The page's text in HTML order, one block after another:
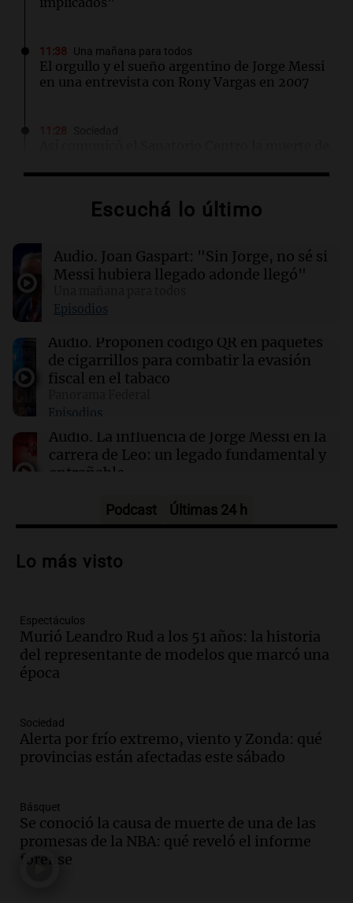
11:38 Una mañana para todos
El orgullo y el sueño argentino de Jorge Messi
en una entrevista con Rony Vargas en 2007
Sociedad
acompañó a Lionel y su familia
Detuvieron al agresor que golpeó brutalmente
al anciano de 88 años para robarle en
Concepción
10:59 Deportes Rosario
bandera a media asta en Bella Vista
Escuchá lo último
Audio. Joan Gaspart: "Sin Jorge, no sé si
Messi hubiera llegado adonde llegó"
Episodios
Audio. Proponen código QR en paquetes
de cigarrillos para combatir la evasión
fiscal en el tabaco
Episodios
Audio. La influencia de Jorge Messi en la
carrera de Leo: un legado fundamental y
entrañable
Audio.El orgullo y el sueño argentino de
Vargas en 2007
Audio.
limpiar el río Suquía de residuos sólidos
con el apoyo municipal
Panorama Federal
Audio.
las nuevas detenciones: "En esa casa
todos tenían algo que ver"
Audio. Jorge Roni Vargas habla del
crecimiento futbolístico de su hijo en el
Barcelona y su futuro
Panorama Federal
Podcast Últimas 24 h
Lo más visto
Espectáculos
Murió Leandro Rud a los 51 años: la historia
del representante de modelos que marcó una
época
Sociedad
Alerta por frío extremo, viento y Zonda: qué
provincias están afectadas este sábado
Básquet
Se conoció la causa de muerte de una de las
promesas de la NBA: qué reveló el informe
forense